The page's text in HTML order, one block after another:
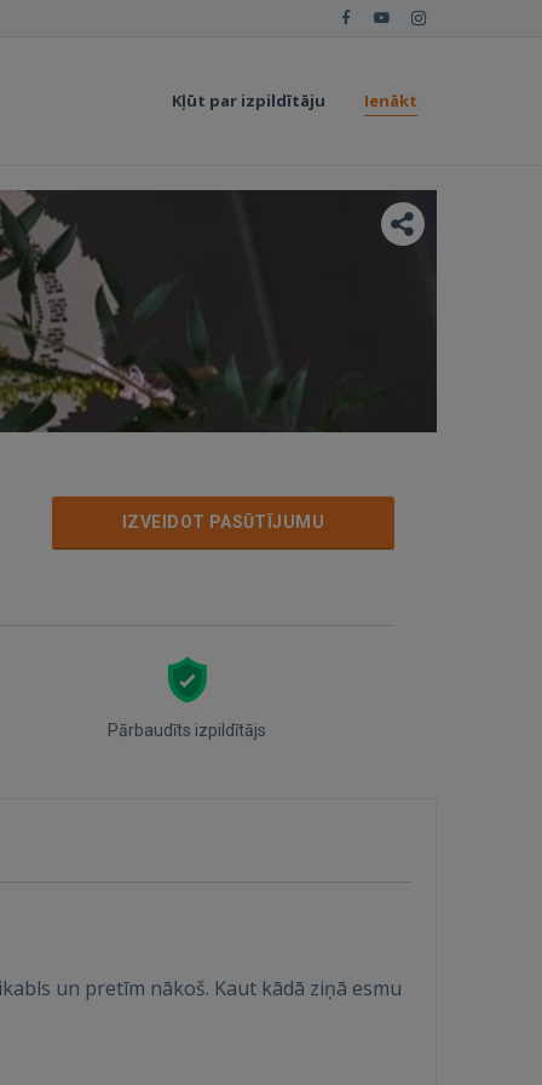
Kļūt par izpildītāju Ienākt
IZVEIDOT PASŪTĪJUMU
Pārbaudīts izpildītājs
un pretīm nākoš. Kaut kādā ziņā esmu